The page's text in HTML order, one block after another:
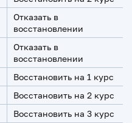
Отказать в
восстановлении
Отказать в
восстановлении
Восстановить на 1 курс
Восстановить на 2 курс
Восстановить на 3 курс